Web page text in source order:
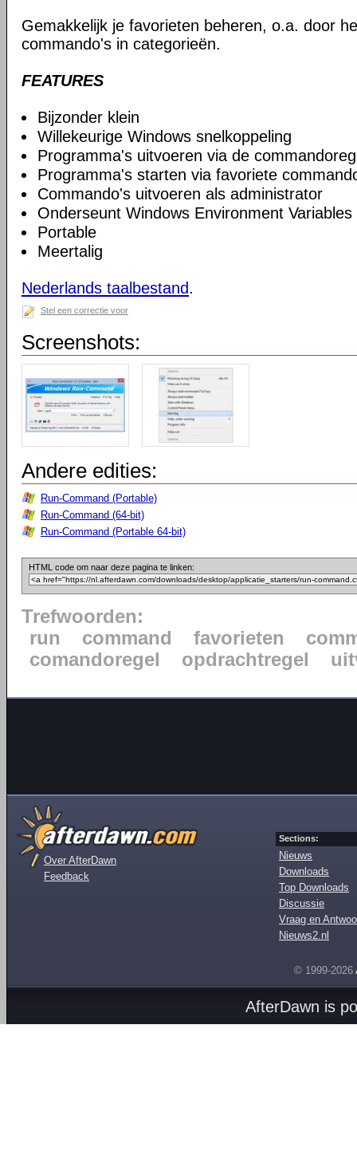
Gemakkelijk je favorieten beheren, o.a. door
commando's in categorieën.
FEATURES
Bijzonder klein
Willekeurige Windows snelkoppeling
Programma's uitvoeren via de
Programma's starten via favoriete
Commando's uitvoeren als administrator
Onderseunt Windows Environment Variables
Portable
Meertalig
Nederlands taalbestand.
Stel een correctie voor
Screenshots:
Andere edities:
Run-Command (Portable)
Run-Command (64-bit)
Run-Command (Portable 64-bit)
HTML code om naar deze pagina te linken:
Trefwoorden:
run
command favorieten
comandoregel
opdrachtregel
Over AfterDawn
Feedback
Sections:
Nieuws
Downloads
Top Downloads
Discussie
Vraag en
Nieuws2.nl
© 1999-2026
AfterDawn is